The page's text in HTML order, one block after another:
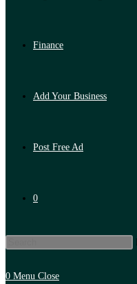
Finance
Add Your Business
Post Free Ad
0
0 Menu Close